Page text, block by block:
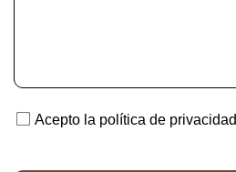
Acepto la política de privacidad